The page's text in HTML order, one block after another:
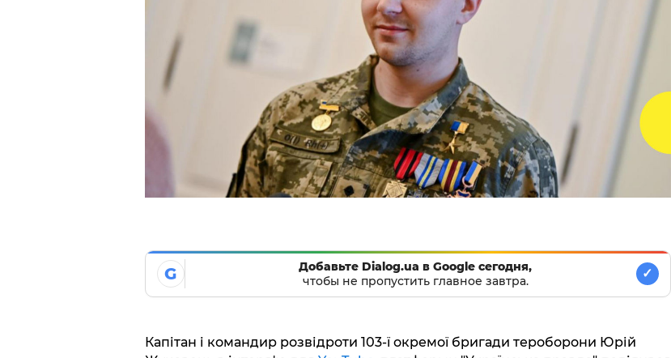
G
Добавьте Dialog.ua в Google сегодня,
чтобы не пропустить главное завтра.
✓
Капітан і командир розвідроти 103-ї окремої бригади тероборони Юрій